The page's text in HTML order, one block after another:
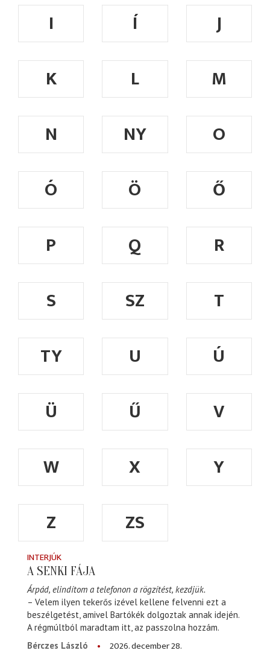
I Í
J
K
L
M
N
NY
O
Ó
Ö
Ő
P
Q
R
S
SZ
T
TY
U
Ú
Ü
Ű
V
W
X
Y
Z
ZS
INTERJÚK
A SENKI FÁJA
Árpád, elindítom a telefonon a rögzítést, kezdjük.
– Velem ilyen tekerős izével kellene felvenni ezt a
beszélgetést, amivel Bartókék dolgoztak annak idején.
A régmúltból maradtam itt, az passzolna hozzám.
Bérczes László
2026. december 28.